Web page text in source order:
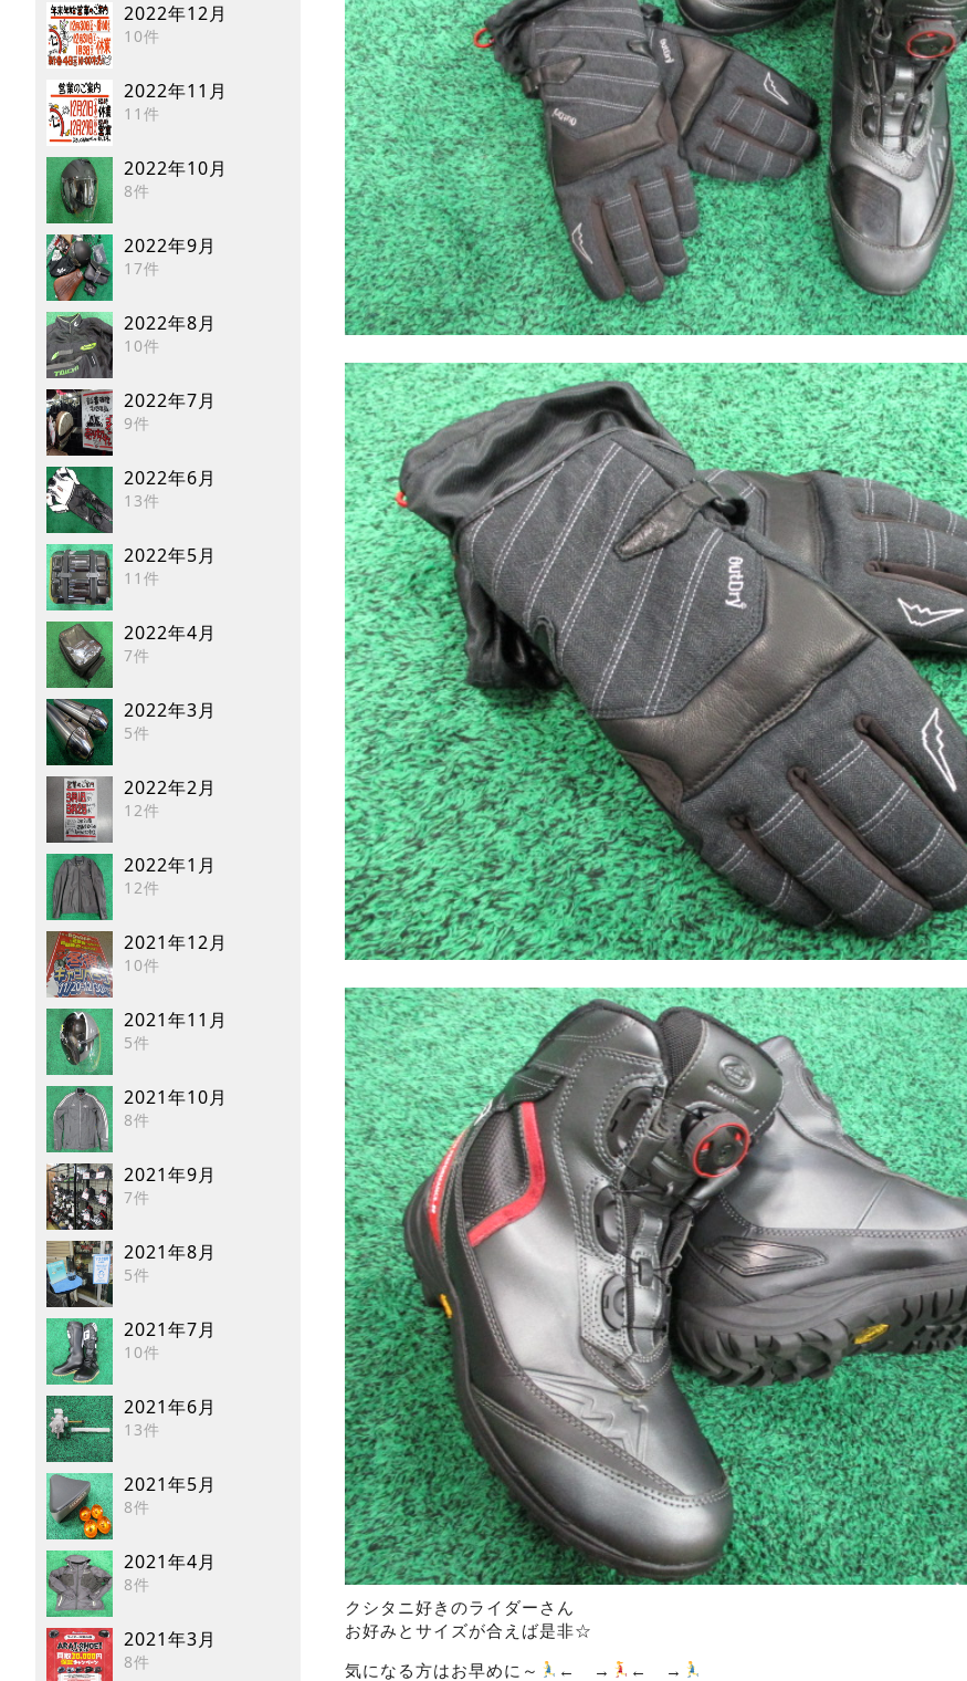
2022年12月
10件
2022年11月
11件
2022年10月
8件
2022年9月
17件
2022年8月
10件
2022年7月
9件
2022年6月
13件
2022年5月
11件
2022年4月
7件
2022年3月
5件
2022年2月
12件
2022年1月
12件
2021年12月
10件
2021年11月
5件
2021年10月
8件
2021年9月
7件
2021年8月
5件
2021年7月
10件
2021年6月
13件
2021年5月
8件
2021年4月
8件
2021年3月
8件
クシタニ好きのライダーさん
お好みとサイズが合えば是非☆
気になる方はお早めに～ ← →
← →